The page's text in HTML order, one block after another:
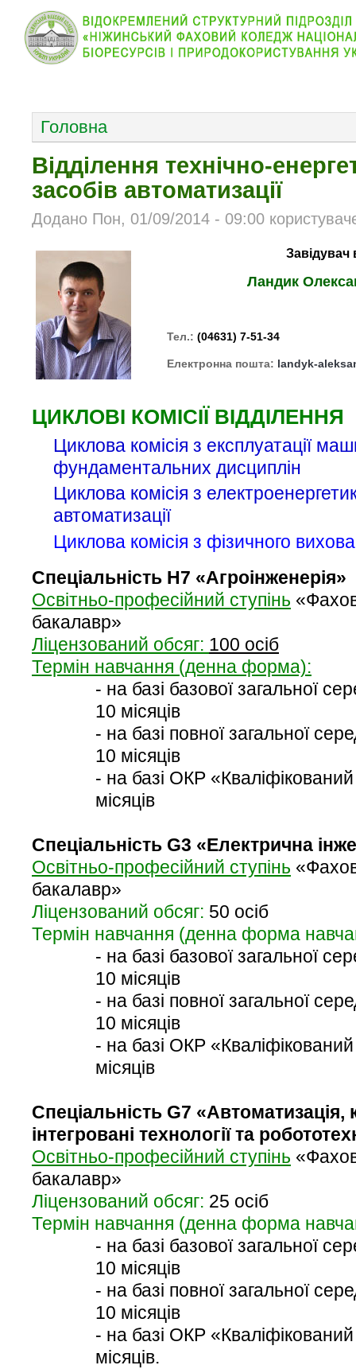
Головна
Відділення технічно-
засобів автоматизації
Додано Пон, 01/09/2014 - 09:00
Завідувач
Ландик
Тел.: (04631) 7-51-34
Електронна пошта: landyk-
ЦИКЛОВІ КОМІСІЇ ВІДДІЛЕННЯ
Циклова комісія з експлуатації
фундаментальних дисциплін
Циклова комісія з
автоматизації
Циклова комісія з фізичного
Спеціальність H7 «Агроінженерія»
Освітньо-професійний ступінь
бакалавр»
Ліцензований обсяг: 100 осіб
Термін навчання (денна форма):
- на базі базової загальної
10 місяців
- на базі повної загальної
10 місяців
- на базі ОКР
місяців
Спеціальність G3 «Електрична
Освітньо-професійний ступінь
бакалавр»
Ліцензований обсяг: 50 осіб
Термін навчання (денна форма
- на базі базової загальної
10 місяців
- на базі повної загальної
10 місяців
- на базі ОКР
місяців
Спеціальність G7 «Автоматизація,
інтегровані технології та
Освітньо-професійний ступінь
бакалавр»
Ліцензований обсяг: 25 осіб
Термін навчання (денна форма
- на базі базової загальної
10 місяців
- на базі повної загальної
10 місяців
- на базі ОКР
місяців.